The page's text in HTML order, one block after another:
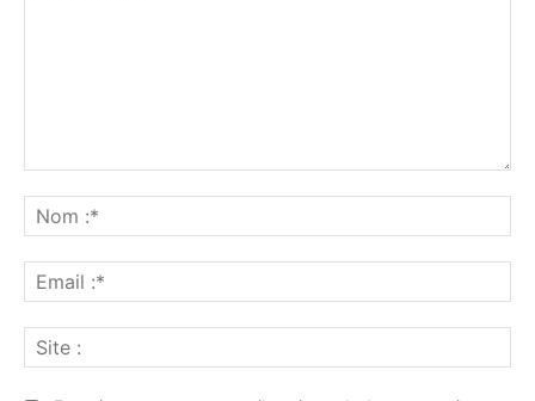
:*
:*
: